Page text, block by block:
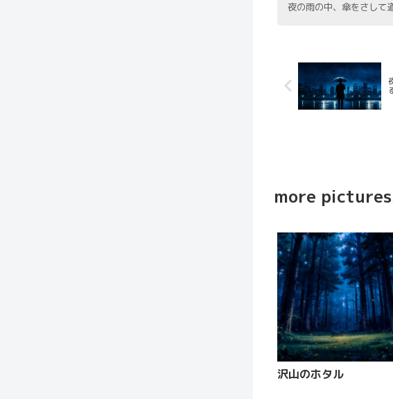
夜の雨の中、傘をさして
more
沢山のホタル